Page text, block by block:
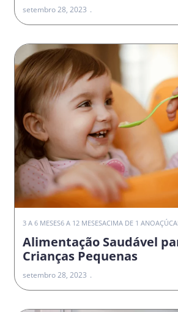
setembro 28, 2023
3 A 6 MESES6 A 12 MESESACIMA DE 1 ANO
Alimentação Saudável
Crianças Pequenas
setembro 28, 2023